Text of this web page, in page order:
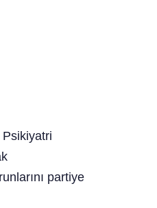
Psikiyatri
partiye